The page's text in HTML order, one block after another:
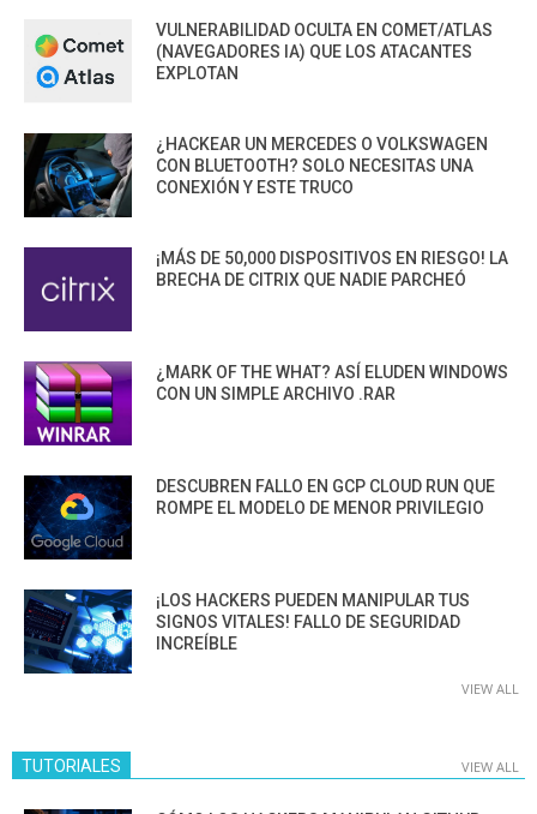
VULNERABILIDAD OCULTA EN COMET/ATLAS
(NAVEGADORES IA) QUE LOS ATACANTES
EXPLOTAN
¿HACKEAR UN MERCEDES O VOLKSWAGEN
CON BLUETOOTH? SOLO NECESITAS UNA
CONEXIÓN Y ESTE TRUCO
¡MÁS DE 50,000 DISPOSITIVOS EN RIESGO! LA
BRECHA DE CITRIX QUE NADIE PARCHEÓ
¿MARK OF THE WHAT? ASÍ ELUDEN WINDOWS
CON UN SIMPLE ARCHIVO .RAR
DESCUBREN FALLO EN GCP CLOUD RUN QUE
ROMPE EL MODELO DE MENOR PRIVILEGIO
¡LOS HACKERS PUEDEN MANIPULAR TUS
SIGNOS VITALES! FALLO DE SEGURIDAD
INCREÍBLE
VIEW ALL
TUTORIALES VIEW ALL